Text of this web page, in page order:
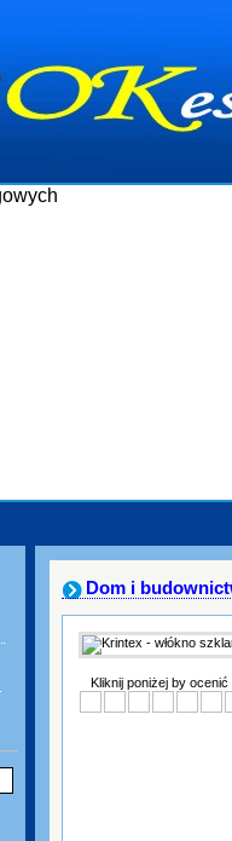
Dom i
Kliknij poniżej by ocenić